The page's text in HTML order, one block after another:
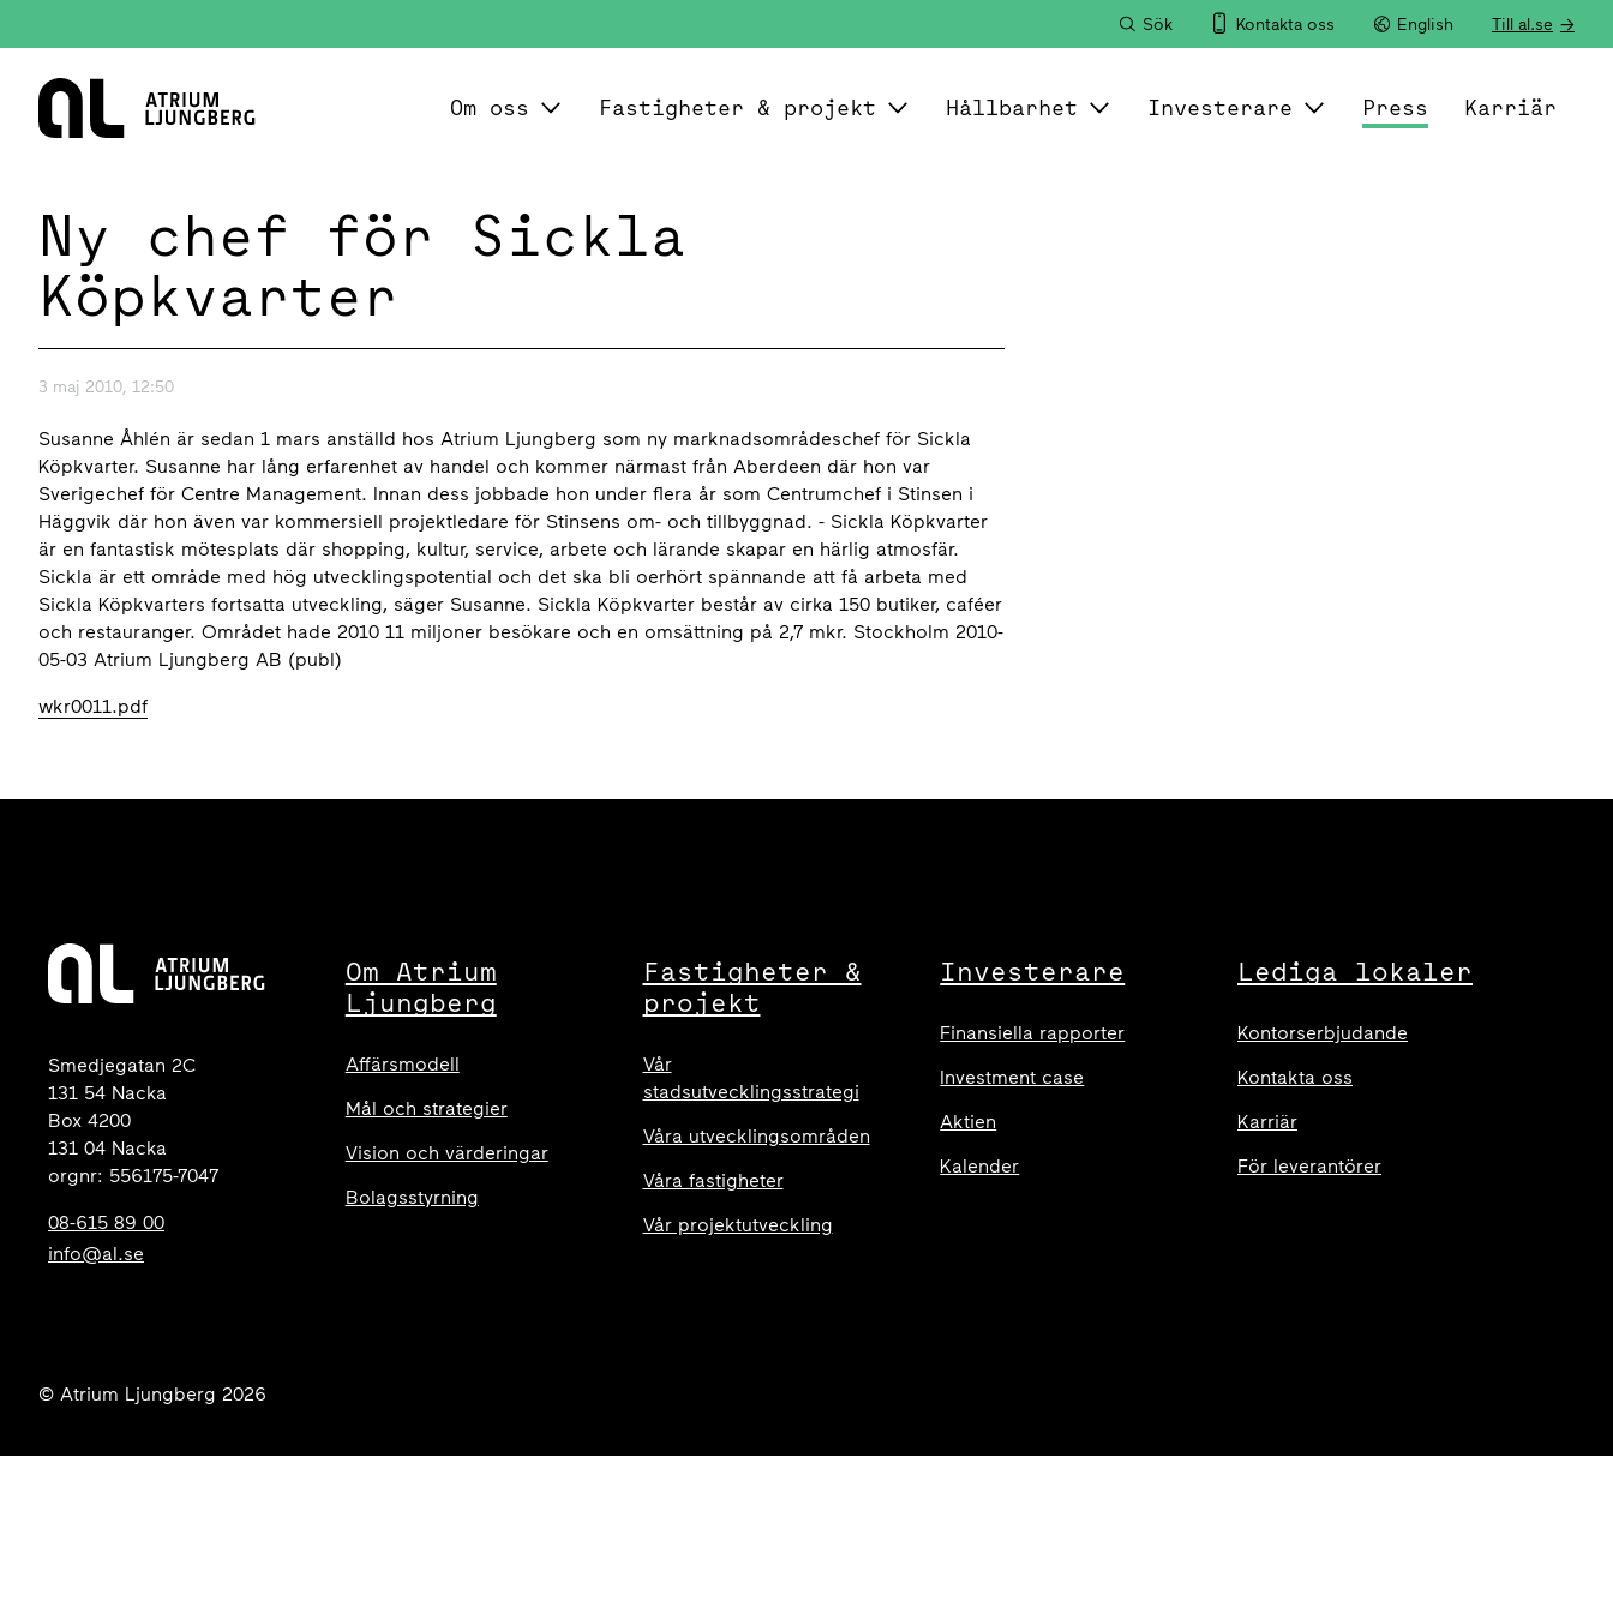
Sök Kontakta oss English Till al.se
Hem
Om oss Fastigheter & projekt Hållbarhet Investerare Press Karriär
Ny chef för Sickla
Köpkvarter
3 maj 2010, 12:50
Susanne Åhlén är sedan 1 mars anställd hos Atrium Ljungberg som ny marknadsområdeschef för Sickla
Köpkvarter. Susanne har lång erfarenhet av handel och kommer närmast från Aberdeen där hon var
Sverigechef för Centre Management. Innan dess jobbade hon under flera år som Centrumchef i Stinsen i
Häggvik där hon även var kommersiell projektledare för Stinsens om- och tillbyggnad. - Sickla Köpkvarter
är en fantastisk mötesplats där shopping, kultur, service, arbete och lärande skapar en härlig atmosfär.
Sickla är ett område med hög utvecklingspotential och det ska bli oerhört spännande att få arbeta med
Sickla Köpkvarters fortsatta utveckling, säger Susanne. Sickla Köpkvarter består av cirka 150 butiker, caféer
och restauranger. Området hade 2010 11 miljoner besökare och en omsättning på 2,7 mkr. Stockholm 2010-
05-03 Atrium Ljungberg AB (publ)
wkr0011.pdf
Smedjegatan 2C
131 54 Nacka
Box 4200
131 04 Nacka
orgnr: 556175-7047
08-615 89 00
info@al.se
Om Atrium
Ljungberg
Affärsmodell
Mål och strategier
Vision och värderingar
Bolagsstyrning
Fastigheter &
projekt
Vår
stadsutvecklingsstrategi
Våra utvecklingsområden
Våra fastigheter
Vår projektutveckling
Investerare
Finansiella rapporter
Investment case
Aktien
Kalender
Lediga lokaler
Kontorserbjudande
Kontakta oss
Karriär
För leverantörer
© Atrium Ljungberg 2026